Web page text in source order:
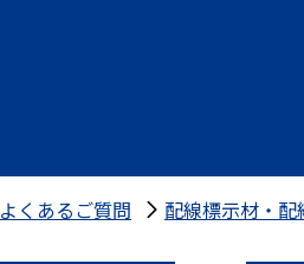
よくあるご質問 配線標示材・